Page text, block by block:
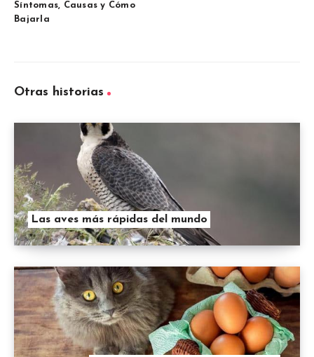
Síntomas, Causas y Cómo
Bajarla
Otras historias
Las aves más rápidas del mundo